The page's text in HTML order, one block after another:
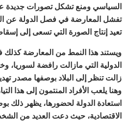
السياسي ومنع تشكل تصورات جديدة
تفشل المعارضة في فصل الدولة عن
تعيد إنتاج الصورة التي تسعى إلى
ويستند هذا النمط من المعارضة كذلك
الدولية التي مازالت رافضة لسوريا،
زالت تنظر إلى البلاد بوصفها مصدر
وهنا يلعب الأفراد المنتمون إلى هذا
استعادة الدولة لحضورها، يظهر ذلك
الاقتصادية، حيث دعت العديد من